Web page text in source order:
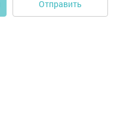
Отправить